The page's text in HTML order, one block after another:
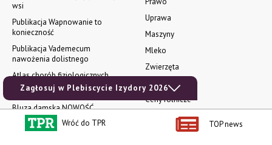
Zagłosuj w Plebiscycie Izydory 2026
Uprawa
Maszyny
Mleko
Zwierzęta
INFOCAP
Ceny rolnicze
Prenumerata
e-wydania
wsi
Publikacja Wapnowanie to
konieczność
Publikacja Vademecum
nawożenia dolistnego
Atlas chorób fizjologicznych
Koszulka męska NOWOŚĆ
Bluza damska NOWOŚĆ
Książka dla dzieci Jak to się kręci?
Technika dla najmłodszych
Wróć do TPR TOP news